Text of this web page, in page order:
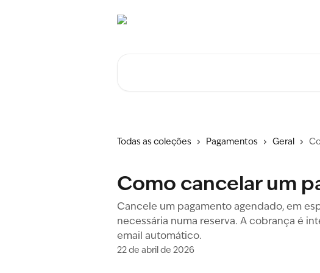
Todas as coleções Pagamentos Geral
Como cancelar um
Cancele um pagamento agendado, em
necessária numa reserva. A cobrança é
email automático.
22 de abril de 2026